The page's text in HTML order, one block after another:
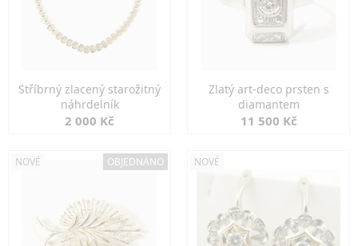
Stříbrný zlacený starožitný
náhrdelník
2 000 Kč
Zlatý art-deco prsten s
diamantem
11 500 Kč
NOVÉ OBJEDNÁNO NOVÉ